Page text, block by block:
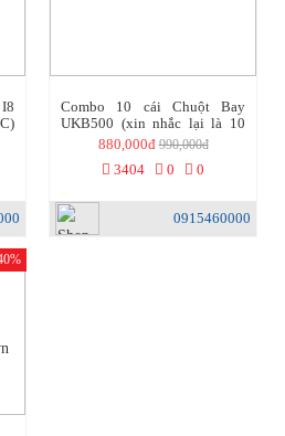
Combo 10 cái Chuột Bay
UKB500 (xin nhắc lại là 10
cái) - aalo.vn
880,000đ990,000đ
3404 0 0
0915460000